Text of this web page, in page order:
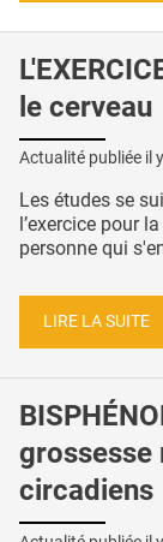
le cerveau
Actualité publiée il
Les études se
l’exercice pour
personne qui
LIRE LA SUITE
grossesse
circadiens